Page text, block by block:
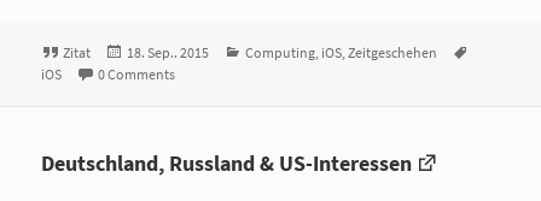
Format
Zitat
Veröffentlicht
am
18. Sep.. 2015 Kategorien
Computing iOS Zeitgeschehen
iOS
0 Comments
Deutschland, Russland & US-Interessen